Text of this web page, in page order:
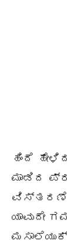
ಹಿಂದೆ
ಮಾಡಿದ
ಯಾವುದೇ